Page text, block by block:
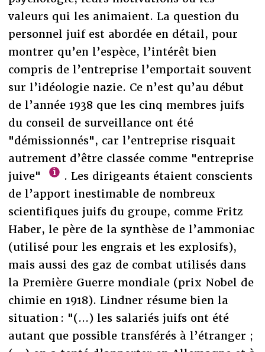
valeurs qui les animaient. La question du
personnel juif est abordée en détail, pour
montrer qu’en l’espèce, l’intérêt bien
compris de l’entreprise l’emportait souvent
sur l’idéologie nazie. Ce n’est qu’au début
de l’année 1938 que les cinq membres juifs
du conseil de surveillance ont été
"démissionnés", car l’entreprise risquait
autrement d’être classée comme "entreprise
juive"
. Les dirigeants étaient conscients
de l’apport inestimable de nombreux
scientifiques juifs du groupe, comme Fritz
Haber, le père de la synthèse de l’ammoniac
(utilisé pour les engrais et les explosifs),
mais aussi des gaz de combat utilisés dans
la Première Guerre mondiale (prix Nobel de
chimie en 1918). Lindner résume bien la
situation : "(...) les salariés juifs ont été
autant que possible transférés à l’étranger ;